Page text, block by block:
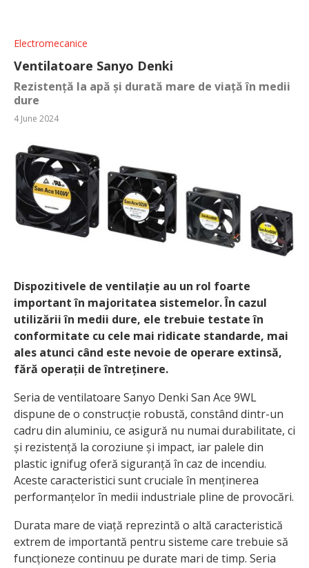
Electromecanice
Ventilatoare Sanyo Denki
Rezistență la apă și durată mare de viață în medii
dure
4 June 2024
Dispozitivele de ventilație au un rol foarte
important în majoritatea sistemelor. În cazul
utilizării în medii dure, ele trebuie testate în
conformitate cu cele mai ridicate standarde, mai
ales atunci când este nevoie de operare extinsă,
fără operații de întreținere.
Seria de ventilatoare Sanyo Denki San Ace 9WL
dispune de o construcție robustă, constând dintr-un
cadru din aluminiu, ce asigură nu numai durabilitate, ci
și rezistență la coroziune și impact, iar palele din
plastic ignifug oferă siguranță în caz de incendiu.
Aceste caracteristici sunt cruciale în menținerea
performanțelor în medii industriale pline de provocări.
Durata mare de viață reprezintă o altă caracteristică
extrem de importantă pentru sisteme care trebuie să
funcționeze continuu pe durate mari de timp. Seria